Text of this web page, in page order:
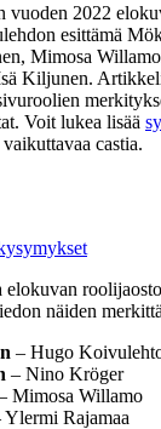
2022
esittämä
Mimosa
Kiljunen.
Voit lukea lisää
castia.
elokuvan
näiden
– Hugo
– Nino Kröger
Mimosa Willamo
Ylermi Rajamaa